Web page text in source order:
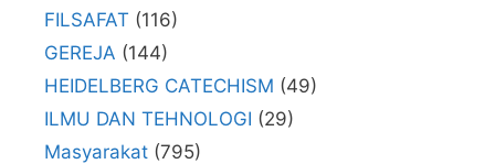
FILSAFAT (116)
GEREJA (144)
HEIDELBERG CATECHISM (49)
ILMU DAN TEHNOLOGI (29)
Masyarakat (795)